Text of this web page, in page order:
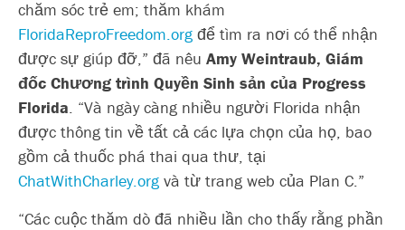
chăm sóc trẻ em; thăm khám
FloridaReproFreedom.org để tìm ra nơi có thể nhận
được sự giúp đỡ,” đã nêu Amy Weintraub, Giám
đốc Chương trình Quyền Sinh sản của Progress
Florida. “Và ngày càng nhiều người Florida nhận
được thông tin về tất cả các lựa chọn của họ, bao
gồm cả thuốc phá thai qua thư, tại
ChatWithCharley.org và từ trang web của Plan C.”
“Các cuộc thăm dò đã nhiều lần cho thấy rằng phần